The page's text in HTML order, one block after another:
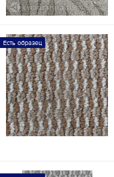
Есть образец